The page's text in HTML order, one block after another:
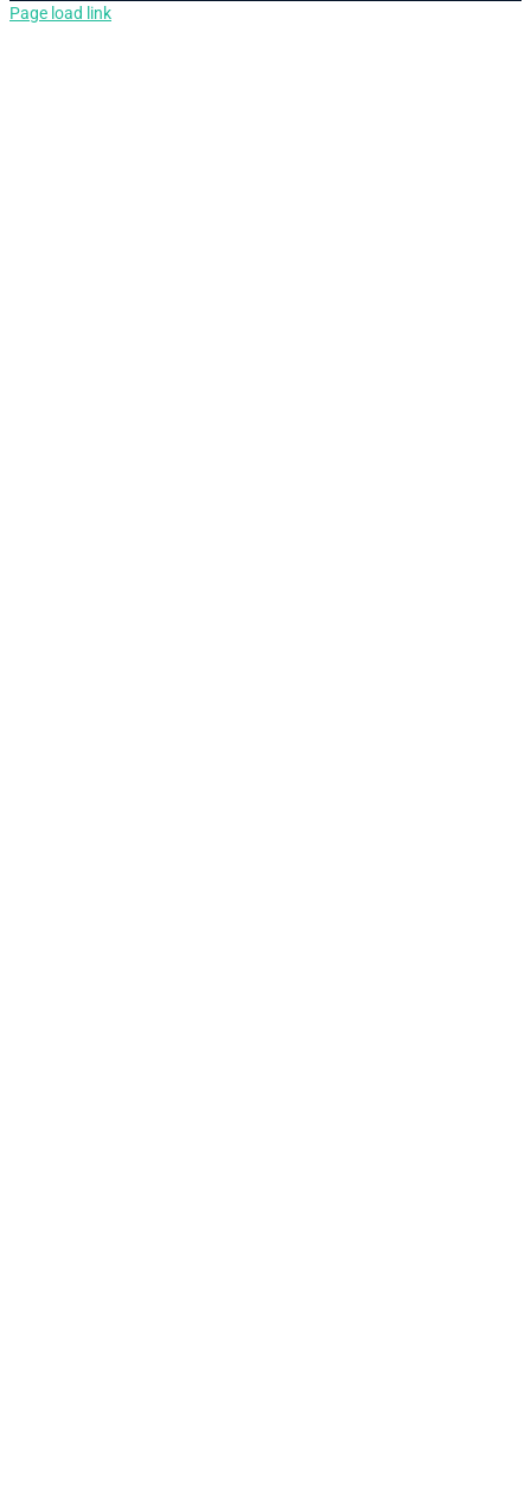
Page load link